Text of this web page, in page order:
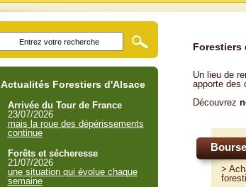
Forestiers
Un lieu de
apporte des
Découvrez
>
Actualités Forestiers d'Alsace
Arrivée du Tour de France
23/07/2026
mais la roue des dépérissements
continue
Forêts et sécheresse
21/07/2026
une situation qui évolue chaque
semaine